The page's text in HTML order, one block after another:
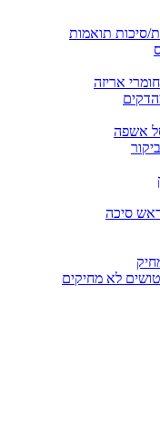
סיכות תואמות
אריזה
אשפה
סיכה
לא מחיקים